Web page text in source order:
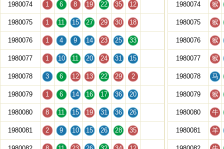
1980074 1 6 8 19 22 35 12
1980075 1 11 15 27 29 30 18
1980076 1 4 9 14 23 25 33
1980077 1 10 11 20 24 31 15
1980078 3 6 12 13 22 29 2
1980079 1 6 14 16 17 36 20
1980080 8 11 15 19 31 36 26
1980081 2 9 10 15 26 28 35
1980074 猴
1980075 猴
1980076 猴
1980077 猴
1980078 马
1980079 猴
1980080 牛
1980081 羊